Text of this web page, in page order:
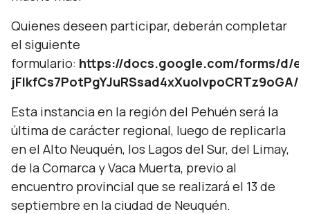
Quienes deseen participar, deberán completar
el siguiente
formulario: https://docs.google.com/forms/d/e/
jFlkfCs7PotPgYJuRSsad4xXuolvpoCRTz9oGA/
Esta instancia en la región del Pehuén será la
última de carácter regional, luego de replicarla
en el Alto Neuquén, los Lagos del Sur, del Limay,
de la Comarca y Vaca Muerta, previo al
encuentro provincial que se realizará el 13 de
septiembre en la ciudad de Neuquén.